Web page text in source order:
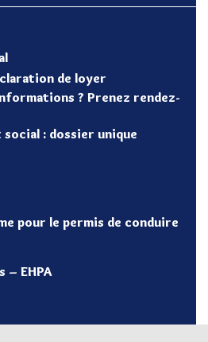
de loyer
? Prenez rendez-
: dossier unique
pour le permis de conduire
– EHPA